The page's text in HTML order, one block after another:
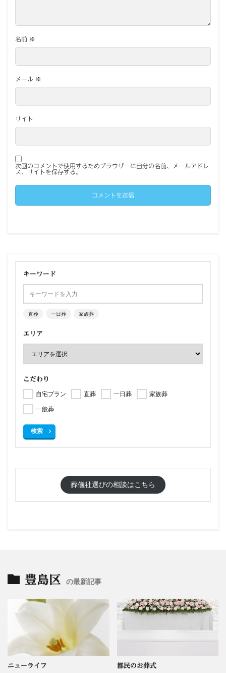
名前 ※
メール ※
サイト
次回のコメントで使用するためブラウザーに自分の名前、メールアドレ
ス、サイトを保存する。
キーワード
直葬 一日葬 家族葬
エリア
こだわり
自宅プラン 直葬 一日葬
家族葬
一般葬
検索
葬儀社選びの相談はこちら
豊島区 の最新記事
ニューライフ 都民のお葬式